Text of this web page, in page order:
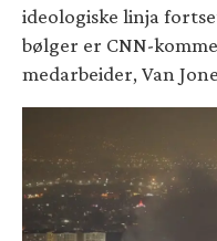
ideologiske linja
bølger er CNN-
medarbeider, Van